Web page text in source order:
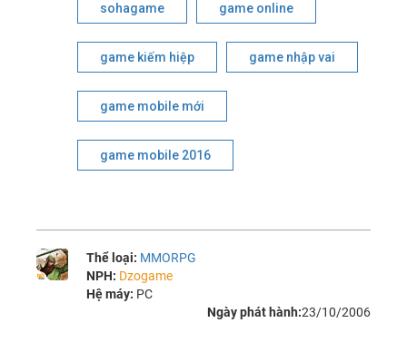
sohagame game online
game kiếm hiệp game nhập vai
game mobile mới
game mobile 2016
Thể loại: MMORPG
NPH: Dzogame
Hệ máy: PC
Ngày phát hành:23/10/2006